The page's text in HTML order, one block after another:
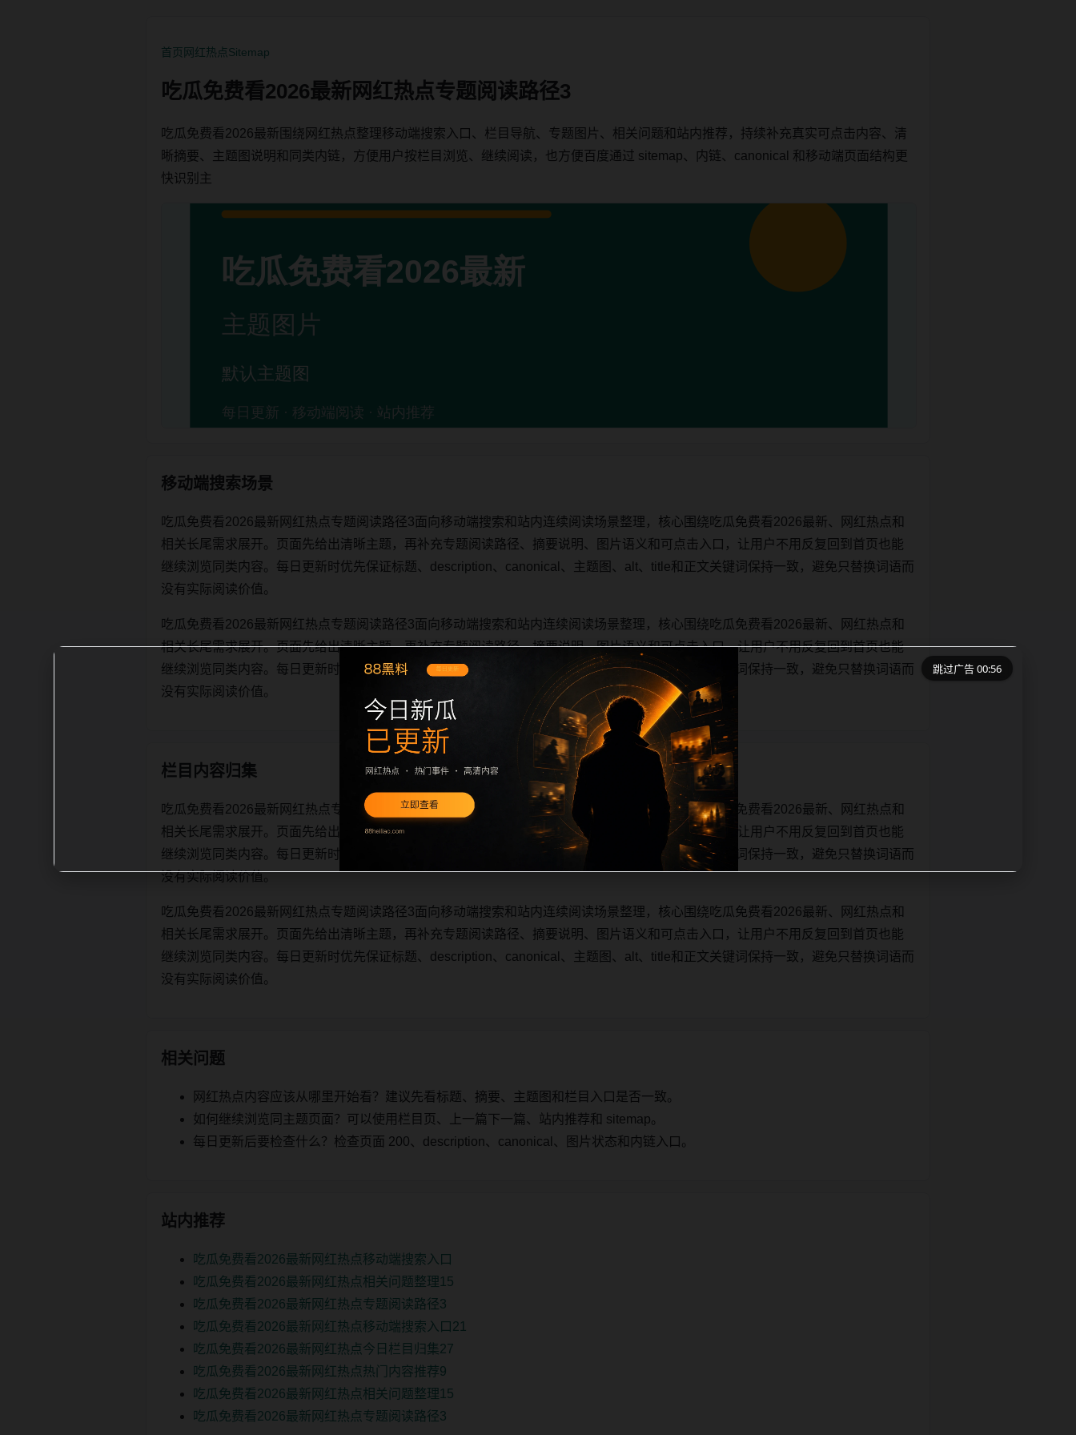
首页网红热点Sitemap
吃瓜免费看2026最新网红热点专题阅读路径3
吃瓜免费看2026最新围绕网红热点整理移动端搜索入口、栏目导航、专题图片、相关问题和站内推荐，持续补充真实可点击内容、清
晰摘要、主题图说明和同类内链，方便用户按栏目浏览、继续阅读，也方便百度通过 sitemap、内链、canonical 和移动端页面结构更
快识别主
移动端搜索场景
吃瓜免费看2026最新网红热点专题阅读路径3面向移动端搜索和站内连续阅读场景整理，核心围绕吃瓜免费看2026最新、网红热点和
相关长尾需求展开。页面先给出清晰主题，再补充专题阅读路径、摘要说明、图片语义和可点击入口，让用户不用反复回到首页也能
继续浏览同类内容。每日更新时优先保证标题、description、canonical、主题图、alt、title和正文关键词保持一致，避免只替换词语而
没有实际阅读价值。
吃瓜免费看2026最新网红热点专题阅读路径3面向移动端搜索和站内连续阅读场景整理，核心围绕吃瓜免费看2026最新、网红热点和
相关长尾需求展开。页面先给出清晰主题，再补充专题阅读路径、摘要说明、图片语义和可点击入口，让用户不用反复回到首页也能
继续浏览同类内容。每日更新时优先保证标题、description、canonical、主题图、alt、title和正文关键词保持一致，避免只替换词语而
没有实际阅读价值。
栏目内容归集
吃瓜免费看2026最新网红热点专题阅读路径3面向移动端搜索和站内连续阅读场景整理，核心围绕吃瓜免费看2026最新、网红热点和
相关长尾需求展开。页面先给出清晰主题，再补充专题阅读路径、摘要说明、图片语义和可点击入口，让用户不用反复回到首页也能
继续浏览同类内容。每日更新时优先保证标题、description、canonical、主题图、alt、title和正文关键词保持一致，避免只替换词语而
没有实际阅读价值。
吃瓜免费看2026最新网红热点专题阅读路径3面向移动端搜索和站内连续阅读场景整理，核心围绕吃瓜免费看2026最新、网红热点和
相关长尾需求展开。页面先给出清晰主题，再补充专题阅读路径、摘要说明、图片语义和可点击入口，让用户不用反复回到首页也能
继续浏览同类内容。每日更新时优先保证标题、description、canonical、主题图、alt、title和正文关键词保持一致，避免只替换词语而
没有实际阅读价值。
相关问题
网红热点内容应该从哪里开始看？建议先看标题、摘要、主题图和栏目入口是否一致。
如何继续浏览同主题页面？可以使用栏目页、上一篇下一篇、站内推荐和 sitemap。
每日更新后要检查什么？检查页面 200、description、canonical、图片状态和内链入口。
站内推荐
吃瓜免费看2026最新网红热点移动端搜索入口
吃瓜免费看2026最新网红热点相关问题整理15
吃瓜免费看2026最新网红热点专题阅读路径3
吃瓜免费看2026最新网红热点移动端搜索入口21
吃瓜免费看2026最新网红热点今日栏目归集27
吃瓜免费看2026最新网红热点热门内容推荐9
吃瓜免费看2026最新网红热点相关问题整理15
吃瓜免费看2026最新网红热点专题阅读路径3
跳过广告 00:56